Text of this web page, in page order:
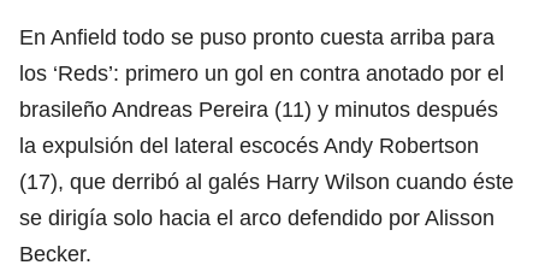
En Anfield todo se puso pronto cuesta arriba para
los ‘Reds’: primero un gol en contra anotado por el
brasileño Andreas Pereira (11) y minutos después
la expulsión del lateral escocés Andy Robertson
(17), que derribó al galés Harry Wilson cuando éste
se dirigía solo hacia el arco defendido por Alisson
Becker.